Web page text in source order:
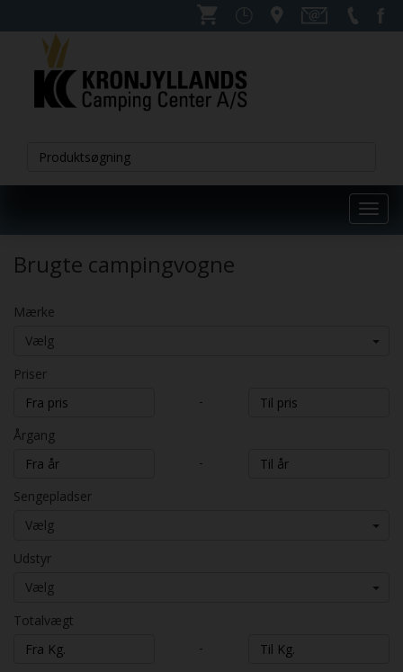
Brugte campingvogne
Mærke
Vælg
Priser
-
Årgang
-
Sengepladser
Vælg
Udstyr
Vælg
Totalvægt
-